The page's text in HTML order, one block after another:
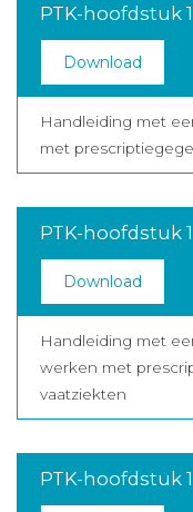
PTK-hoofdstuk
Download
Handleiding met
met
PTK-hoofdstuk
Download
Handleiding met
werken met
vaatziekten
PTK-hoofdstuk